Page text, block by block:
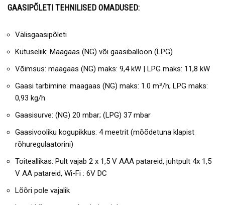
GAASIPÕLETI TEHNILISED OMADUSED:
Välisgaasipõleti
Kütuseliik: Maagaas (NG) või gaasiballoon (LPG)
Võimsus: maagaas (NG) maks: 9,4 kW | LPG maks: 11,8 kW
Gaasi tarbimine: maagaas (NG) maks: 1.0 m³/h; LPG maks:
0,93 kg/h
Gaasisurve: (NG) 20 mbar; (LPG) 37 mbar
Gaasivooliku kogupikkus: 4 meetrit (mõõdetuna klapist
rõhuregulaatorini)
Toiteallikas: Pult vajab 2 x 1,5 V AAA patareid, juhtpult 4x 1,5
V AA patareid, Wi-Fi : 6V DC
Lõõri pole vajalik